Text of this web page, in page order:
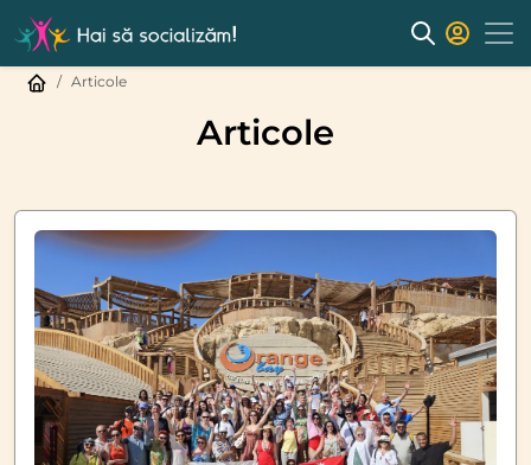
Articole
Articole